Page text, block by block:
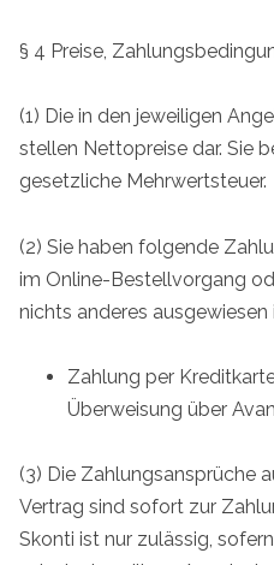
§ 4 Preise,
(1) Die in den jeweiligen
stellen Nettopreise dar. Sie
gesetzliche Mehrwertsteuer.
(2) Sie haben folgende
im Online-Bestellvorgang
nichts anderes ausgewiesen
Zahlung per
Überweisung über
(3) Die Zahlungsansprüche
Vertrag sind sofort zur
Skonti ist nur zulässig,